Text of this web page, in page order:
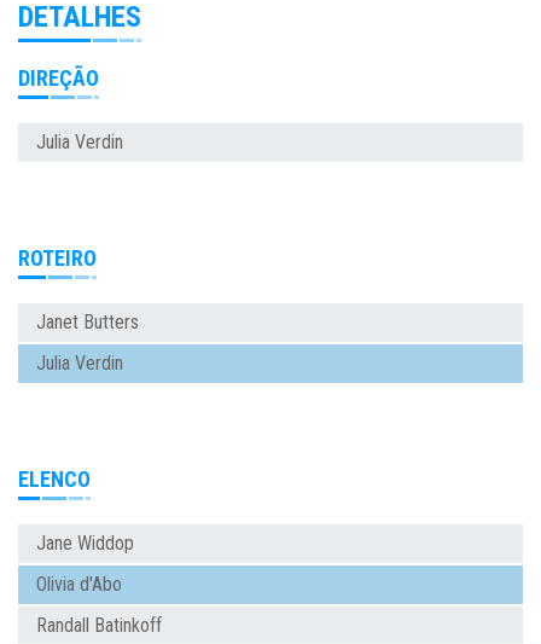
DETALHES
DIREÇÃO
Julia Verdin
ROTEIRO
Janet Butters
Julia Verdin
ELENCO
Jane Widdop
Olivia d'Abo
Randall Batinkoff